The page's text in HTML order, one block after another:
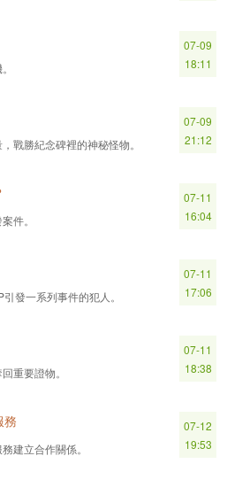
07-09
18:11
戰勝紀念碑裡的神秘怪物。
07-09
21:12
件。
07-11
16:04
發一系列事件的犯人。
07-11
17:06
重要證物。
07-11
18:38
務
建立合作關係。
07-12
19:53